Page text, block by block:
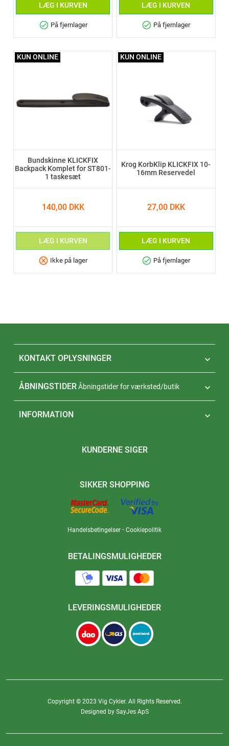
LÆG I KURVEN
check_circle På fjernlager
LÆG I KURVEN
check_circle På fjernlager
Bundskinne KLICKFIX
Backpack Komplet for ST801-
1 taskesæt
140,00 DKK
LÆG I KURVEN
cancel Ikke på lager
KUN ONLINE
Krog KorbKlip KLICKFIX 10-
16mm Reservedel
27,00 DKK
LÆG I KURVEN
check_circle På fjernlager
KUN ONLINE
KONTAKT OPLYSNINGER 
ÅBNINGSTIDER 
Åbningstider for værksted/butik
INFORMATION 
KUNDERNE SIGER
SIKKER SHOPPING
Handelsbetingelser - Cookiepolitik
BETALINGSMULIGHEDER
LEVERINGSMULIGHEDER
Copyright © 2023 Vig Cykler. All Rights Reserved.
Designed by SayJes ApS